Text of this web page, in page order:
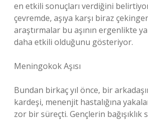
en etkili sonuçları verdiğini
çevremde, aşıya karşı biraz
araştırmalar bu aşının ergenlikte
daha etkili olduğunu gösteriyor.
Meningokok Aşısı
Bundan birkaç yıl önce, bir
kardeşi, menenjit hastalığına
zor bir süreçti. Gençlerin bağışıklık